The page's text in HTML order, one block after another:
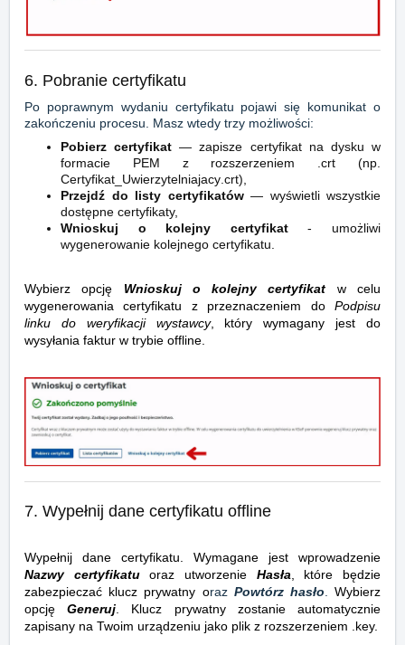
6. Pobranie certyfikatu
Po poprawnym wydaniu certyfikatu pojawi się komunikat o
zakończeniu procesu. Masz wtedy trzy możliwości:
Pobierz certyfikat — zapisze certyfikat na dysku w
formacie PEM z rozszerzeniem
.crt (np.
Certyfikat_Uwierzytelniajacy .crt),
Przejdź do listy certyfikatów— wyświetli wszystkie
dostępne certyfikaty,
Wnioskuj o kolejny certyfikat- umożliwi
wygenerowanie kolejnego certyfikatu.
Wybierz opcję Wnioskuj o kolejny certyfikat w celu
wygenerowania certyfikatu z przeznaczeniem doPodpisu
linku do weryfikacji wystawcy, który wymagany jest do
wysyłania faktur w trybie offline.
7. Wypełnij dane certyfikatu offline
Wypełnij dane certyfikatu. Wymagane jest wprowadzenie
Nazwy certyfikatuoraz utworzenie Hasła, które będzie
zabezpieczać klucz prywatny oraz Powtórz hasło. Wybierz
opcjęGeneruj. Klucz prywatny zostanie automatycznie
zapisany na Twoim urządzeniu jako plik z rozszerzeniem .key.